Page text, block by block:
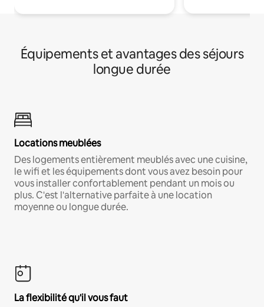
Équipements et avantages des séjours
longue durée
Locations meublées
Des logements entièrement meublés avec une cuisine,
le wifi et les équipements dont vous avez besoin pour
vous installer confortablement pendant un mois ou
plus. C'est l'alternative parfaite à une location
moyenne ou longue durée.
La flexibilité qu'il vous faut